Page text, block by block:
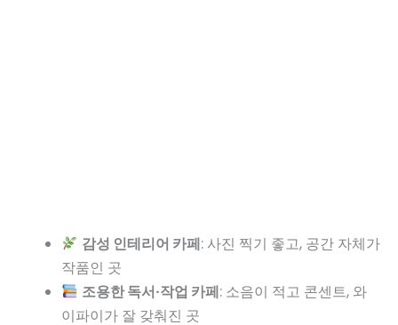
감성 인테리어 카페: 사진 찍기 좋고, 공간 자체가
작품인 곳
조용한 독서·작업 카페: 소음이 적고 콘센트, 와
이파이가 잘 갖춰진 곳